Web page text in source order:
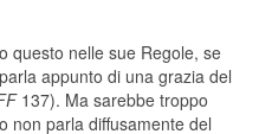
questo nelle sue Regole, se
appunto di una grazia del
137). Ma sarebbe troppo
non parla diffusamente del